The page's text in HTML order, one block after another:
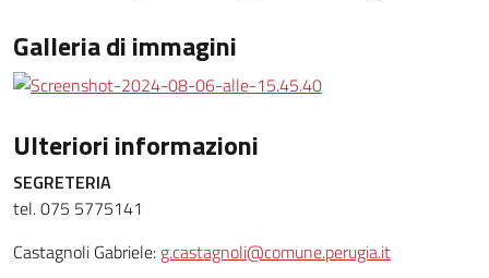
Galleria di immagini
Ulteriori informazioni
SEGRETERIA
tel. 075 5775141
Castagnoli Gabriele: g.castagnoli@comune.perugia.it